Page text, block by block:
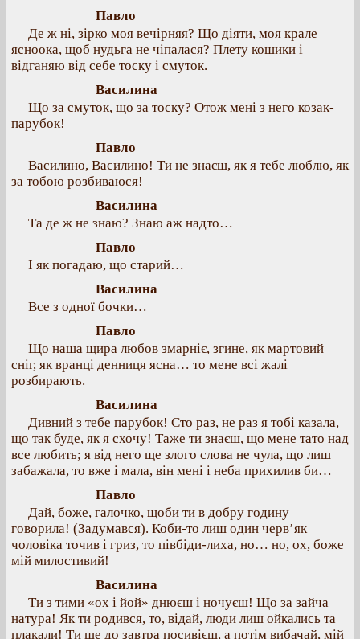
Павло
Де ж ні, зірко моя вечірняя? Що діяти, моя крале
ясноока, щоб нудьга не чіпалася? Плету кошики і
відганяю від себе тоску і смуток.
Василина
Що за смуток, що за тоску? Отож мені з него козак-
парубок!
Павло
Василино, Василино! Ти не знаєш, як я тебе люблю, як
за тобою розбиваюся!
Василина
Та де ж не знаю? Знаю аж надто…
Павло
І як погадаю, що старий…
Василина
Все з одної бочки…
Павло
Що наша щира любов змарніє, згине, як мартовий
сніг, як вранці денниця ясна… то мене всі жалі
розбирають.
Василина
Дивний з тебе парубок! Сто раз, не раз я тобі казала,
що так буде, як я схочу! Таже ти знаєш, що мене тато над
все любить; я від него ще злого слова не чула, що лиш
забажала, то вже і мала, він мені і неба прихилив би…
Павло
Дай, боже, галочко, щоби ти в добру годину
говорила! (Задумався). Коби-то лиш один черв’як
чоловіка точив і гриз, то півбіди-лиха, но… но, ох, боже
мій милостивий!
Василина
Ти з тими «ох і йой» днюєш і ночуєш! Що за зайча
натура! Як ти родився, то, відай, люди лиш ойкались та
плакали! Ти ще до завтра посивієш, а потім вибачай, мій